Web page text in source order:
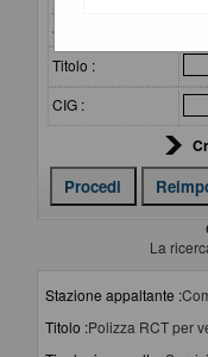
Stazione
appaltante :
Titolo :
CIG :
La
Stazione appaltante :
Titolo :Polizza RCT per